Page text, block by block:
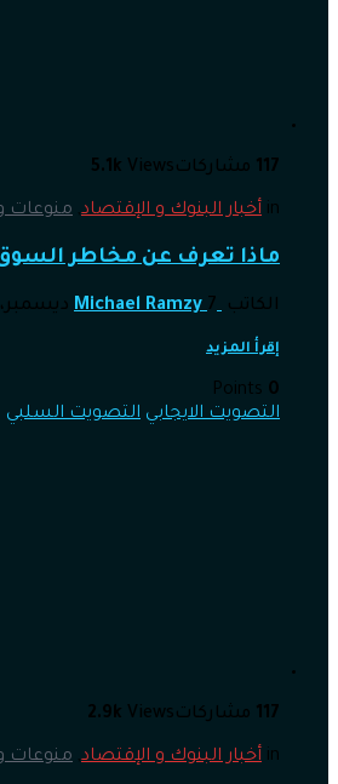
117 مشاركات 5.1k Views
in أخبار البنوك و الإقتصاد منوعات
ماذا تعرف عن مخاطر
الكاتب Michael Ramzy 7 ديسمبر، 2023, 5:05 م
إقرأ المزيد
0
التصويت الايجابي التصويت السلبي
117 مشاركات 2.9k Views
in أخبار البنوك و الإقتصاد منوعات